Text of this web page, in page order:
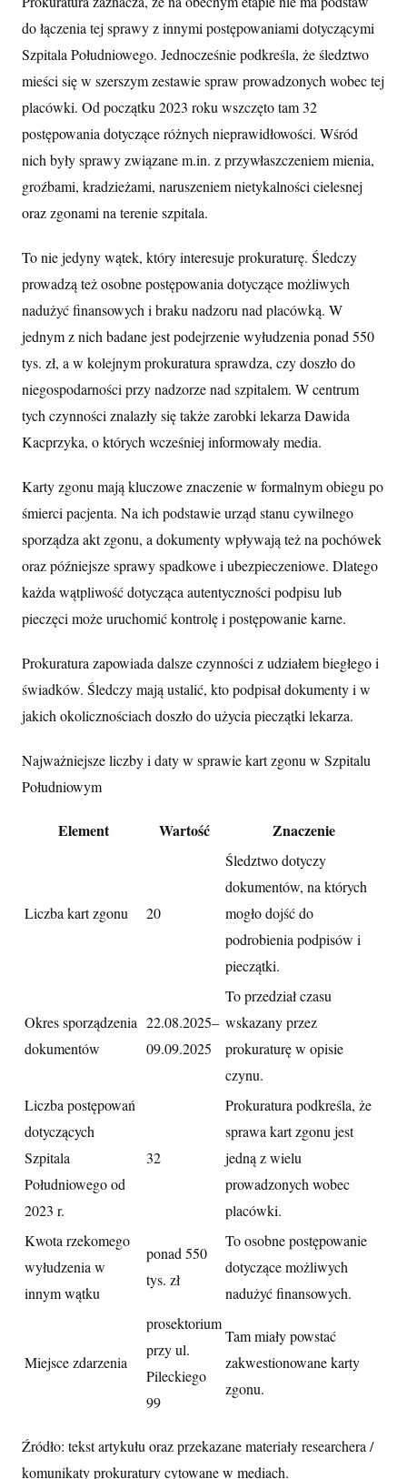
do łączenia tej sprawy z innymi postępowaniami dotyczącymi
Szpitala Południowego. Jednocześnie podkreśla, że śledztwo
mieści się w szerszym zestawie spraw prowadzonych wobec tej
placówki. Od początku 2023 roku wszczęto tam 32
postępowania dotyczące różnych nieprawidłowości. Wśród
nich były sprawy związane m.in. z przywłaszczeniem mienia,
groźbami, kradzieżami, naruszeniem nietykalności cielesnej
oraz zgonami na terenie szpitala.
To nie jedyny wątek, który interesuje prokuraturę. Śledczy
prowadzą też osobne postępowania dotyczące możliwych
nadużyć finansowych i braku nadzoru nad placówką. W
jednym z nich badane jest podejrzenie wyłudzenia ponad 550
tys. zł, a w kolejnym prokuratura sprawdza, czy doszło do
niegospodarności przy nadzorze nad szpitalem. W centrum
tych czynności znalazły się także zarobki lekarza Dawida
Kacprzyka, o których wcześniej informowały media.
Karty zgonu mają kluczowe znaczenie w formalnym obiegu po
śmierci pacjenta. Na ich podstawie urząd stanu cywilnego
sporządza akt zgonu, a dokumenty wpływają też na pochówek
oraz późniejsze sprawy spadkowe i ubezpieczeniowe. Dlatego
każda wątpliwość dotycząca autentyczności podpisu lub
pieczęci może uruchomić kontrolę i postępowanie karne.
Prokuratura zapowiada dalsze czynności z udziałem biegłego i
świadków. Śledczy mają ustalić, kto podpisał dokumenty i w
jakich okolicznościach doszło do użycia pieczątki lekarza.
Najważniejsze liczby i daty w sprawie kart zgonu w Szpitalu
Południowym
Element Wartość Znaczenie
Liczba kart zgonu 20
Śledztwo dotyczy
dokumentów, na których
mogło dojść do
podrobienia podpisów i
pieczątki.
Okres sporządzenia
dokumentów
22.08.2025–
09.09.2025
To przedział czasu
wskazany przez
prokuraturę w opisie
czynu.
Liczba postępowań
dotyczących
Szpitala
Południowego od
2023 r.
32
Prokuratura podkreśla, że
sprawa kart zgonu jest
jedną z wielu
prowadzonych wobec
placówki.
Kwota rzekomego
wyłudzenia w
innym wątku
ponad 550
tys. zł
To osobne postępowanie
dotyczące możliwych
nadużyć finansowych.
Miejsce zdarzenia
prosektorium
przy ul.
Pileckiego
99
Tam miały powstać
zakwestionowane karty
zgonu.
Źródło: tekst artykułu oraz przekazane materiały researchera /
komunikaty prokuratury cytowane w mediach.